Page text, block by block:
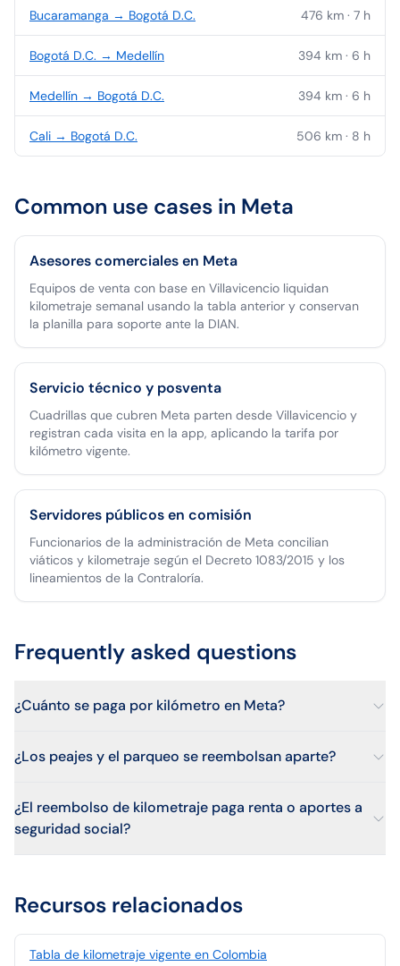
Bucaramanga → Bogotá D.C. 476 km · 7 h
Bogotá D.C. → Medellín 394 km · 6 h
Medellín → Bogotá D.C. 394 km · 6 h
Cali → Bogotá D.C. 506 km · 8 h
Common use cases in Meta
Asesores comerciales en Meta
Equipos de venta con base en Villavicencio liquidan
kilometraje semanal usando la tabla anterior y conservan
la planilla para soporte ante la DIAN.
Servicio técnico y posventa
Cuadrillas que cubren Meta parten desde Villavicencio y
registran cada visita en la app, aplicando la tarifa por
kilómetro vigente.
Servidores públicos en comisión
Funcionarios de la administración de Meta concilian
viáticos y kilometraje según el Decreto 1083/2015 y los
lineamientos de la Contraloría.
Frequently asked questions
¿Cuánto se paga por kilómetro en Meta?
¿Los peajes y el parqueo se reembolsan aparte?
¿El reembolso de kilometraje paga renta o aportes a
seguridad social?
Recursos relacionados
Tabla de kilometraje vigente en Colombia